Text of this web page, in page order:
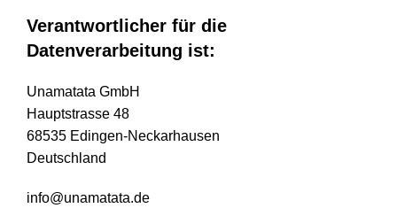
Verantwortlicher für die
Datenverarbeitung ist:
Unamatata GmbH
Hauptstrasse 48
68535 Edingen-Neckarhausen
Deutschland
info@unamatata.de